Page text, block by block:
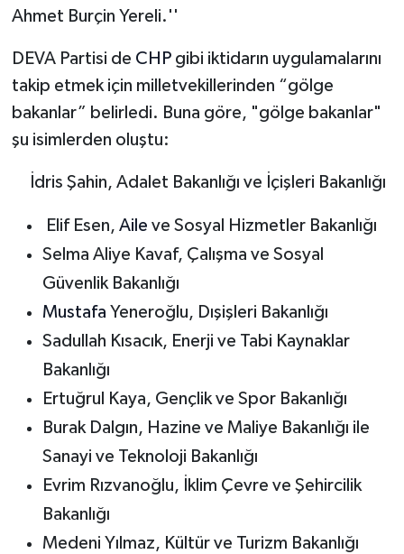
Ahmet Burçin Yereli.''
DEVA Partisi de CHPgibi iktidarın uygulamalarını
takip etmek için milletvekillerinden “gölge
bakanlar” belirledi. Buna göre, "gölge bakanlar"
şu isimlerden oluştu:
İdris Şahin, Adalet Bakanlığı ve İçişleri Bakanlığı
Elif Esen, Aile ve Sosyal Hizmetler Bakanlığı
Selma Aliye Kavaf, Çalışma ve Sosyal
Güvenlik Bakanlığı
Mustafa Yeneroğlu, Dışişleri Bakanlığı
Sadullah Kısacık, Enerji ve Tabi Kaynaklar
Bakanlığı
Ertuğrul Kaya, Gençlik ve Spor Bakanlığı
Burak Dalgın, Hazine ve Maliye Bakanlığı ile
Sanayi ve Teknoloji Bakanlığı
Evrim Rızvanoğlu, İklim Çevre ve Şehircilik
Bakanlığı
Medeni Yılmaz, Kültür ve Turizm Bakanlığı